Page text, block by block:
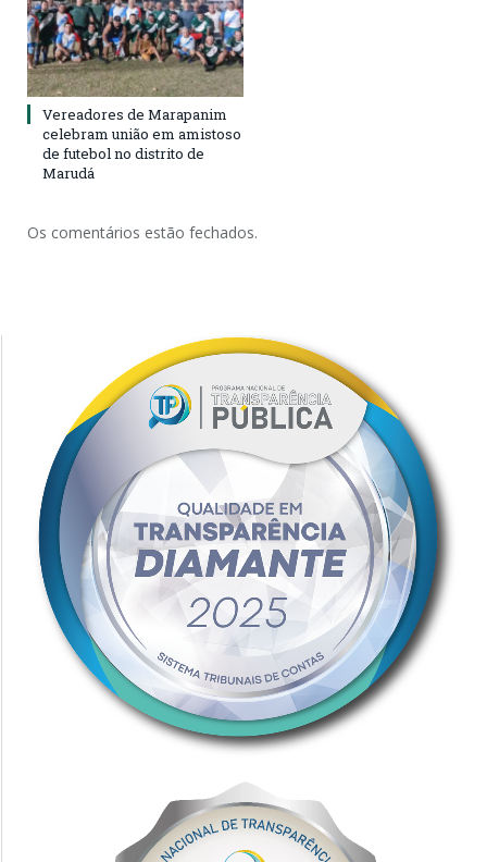
Vereadores de Marapanim
celebram união em amistoso
de futebol no distrito de
Marudá
Os comentários estão fechados.